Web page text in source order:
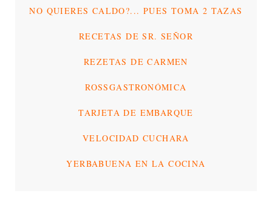
NO QUIERES CALDO?... PUES TOMA 2 TAZAS
RECETAS DE SR. SEÑOR
REZETAS DE CARMEN
ROSSGASTRONÓMICA
TARJETA DE EMBARQUE
VELOCIDAD CUCHARA
YERBABUENA EN LA COCINA